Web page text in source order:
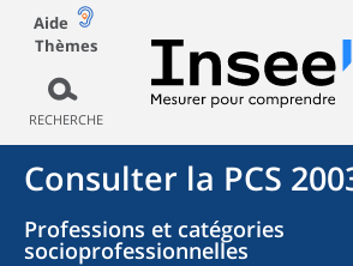
Aide
Thèmes
RECHERCHE
Consulter la PCS
Professions et catégories
socioprofessionnelles